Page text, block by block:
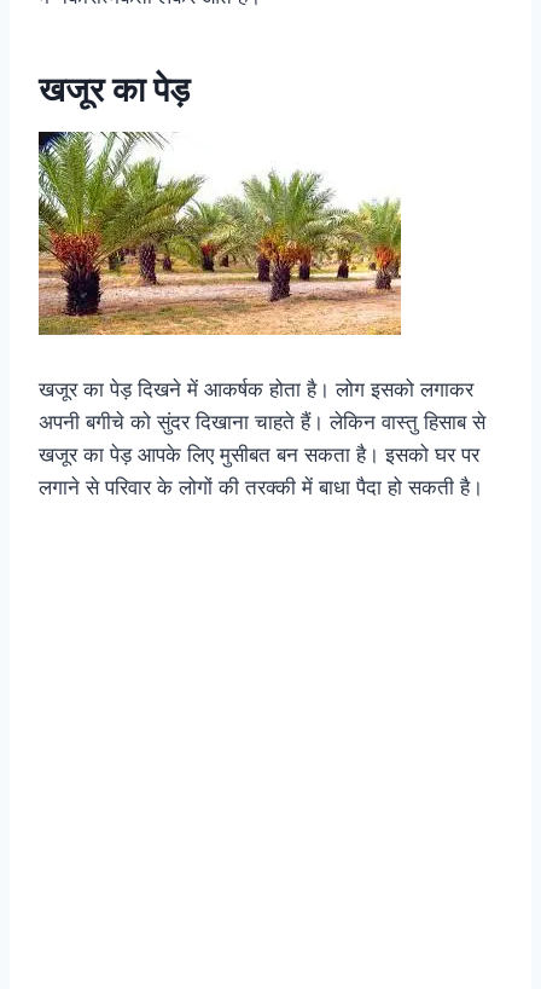
खजूर का पेड़
खजूर का पेड़ दिखने में आकर्षक होता है। लोग इसको लगाकर
अपनी बगीचे को सुंदर दिखाना चाहते हैं। लेकिन वास्तु हिसाब से
खजूर का पेड़ आपके लिए मुसीबत बन सकता है। इसको घर पर
लगाने से परिवार के लोगों की तरक्की में बाधा पैदा हो सकती है।